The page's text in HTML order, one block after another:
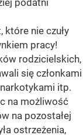
podatni
nie czuły
pracy!
rodzicielskich,
się członkami
itp.
na możliwość
na pozostałej
ostrzeżenia,